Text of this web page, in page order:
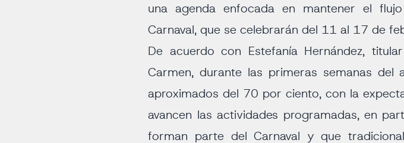
una agenda enfocada en mantener el
Carnaval, que se celebrarán del 11 al 17 de
De acuerdo con Estefanía Hernández,
Carmen, durante las primeras semanas del
aproximados del 70 por ciento, con la
avancen las actividades programadas, en
forman parte del Carnaval y que